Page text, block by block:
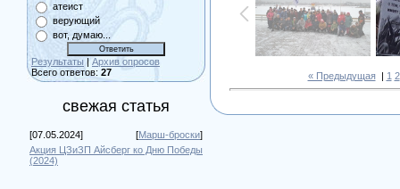
атеист
верующий
вот, думаю...
Результаты | Архив опросов
Всего ответов: 27
свежая статья
[07.05.2024] [Марш-броски]
Акция ЦЗиЗП Айсберг ко Дню Победы
(2024)
« Предыдущая| 1 2